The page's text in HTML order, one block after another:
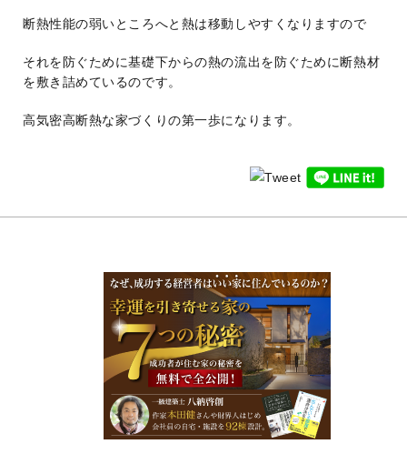
断熱性能の弱いところへと熱は移動しやすくなりますので
それを防ぐために基礎下からの熱の流出を防ぐために断熱材
を敷き詰めているのです。
高気密高断熱な家づくりの第一歩になります。